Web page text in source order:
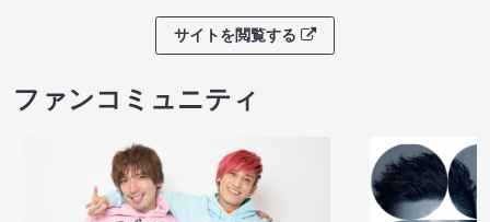
サイトを閲覧する
ファンコミュニティ